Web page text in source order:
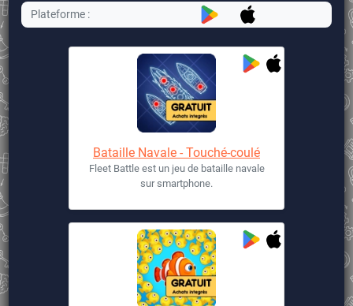
Plateforme :
Bataille Navale - Touché-coulé
Fleet Battle est un jeu de bataille navale
sur smartphone.